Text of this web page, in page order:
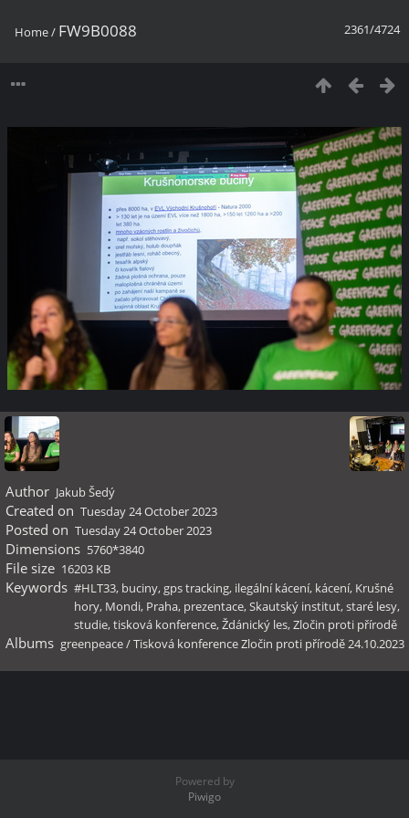
2361/4724
Home/ FW9B0088
Author Jakub Šedý
Created on Tuesday 24 October 2023
Posted on Tuesday 24 October 2023
Dimensions 5760*3840
File size 16203 KB
Keywords #HLT33, buciny, gps tracking, ilegální kácení, kácení, Krušné
hory, Mondi, Praha, prezentace,Skautský institut,staré lesy,
studie,tisková konference,Ždánický les,Zločin proti přírodě
Albums greenpeace/Tisková konference Zločin proti přírodě 24.10.2023
Powered by
Piwigo